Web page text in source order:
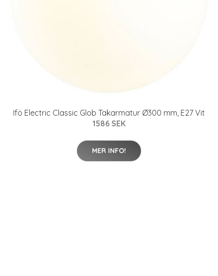
Ifö Electric Classic Glob Takarmatur Ø300 mm, E27 Vit
1586 SEK
MER INFO!